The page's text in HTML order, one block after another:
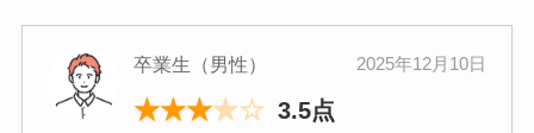
卒業生（男性） 2025年12月10日
★★★★☆ 3.5点